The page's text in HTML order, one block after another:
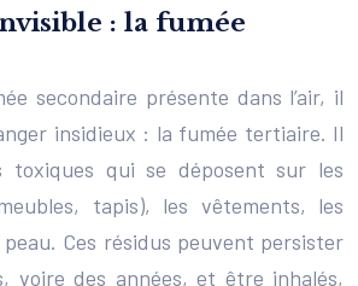
: la fumée
secondaire présente dans l’air, il
insidieux : la fumée tertiaire. Il
toxiques qui se déposent sur les
tapis), les vêtements, les
Ces résidus peuvent persister
voire des années, et être inhalés,